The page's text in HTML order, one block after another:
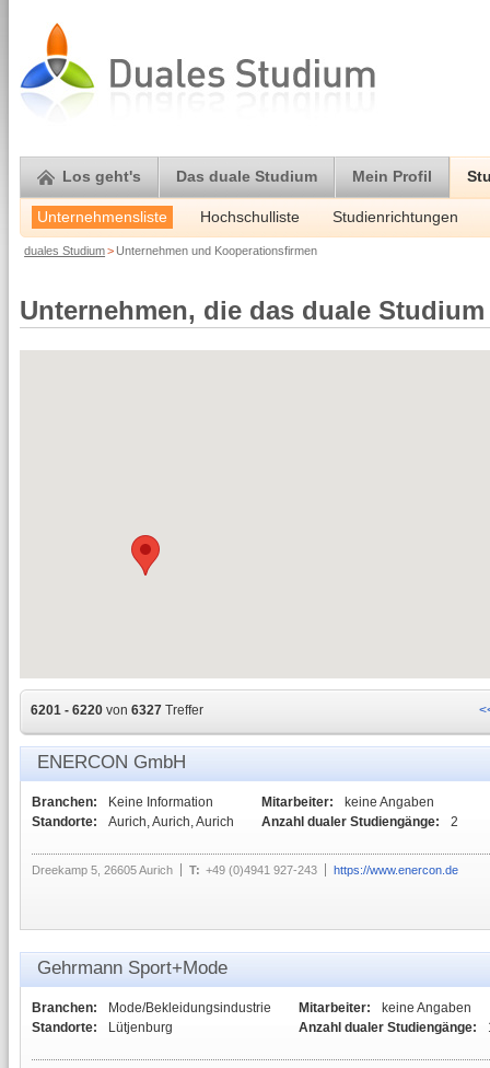
Los geht's Das duale Studium Mein Profil
Unternehmensliste Hochschulliste Studienrichtungen
duales Studium> Unternehmen und Kooperationsfirmen
Unternehmen, die das duale
6201 - 6220 von 6327 Treffer
ENERCON GmbH
Branchen:
Keine Information
Standorte:
Aurich, Aurich, Aurich
Mitarbeiter:
keine Angaben
Anzahl dualer Studiengänge:
2
Dreekamp 5, 26605 Aurich T: +49 (0)4941 927-243 https://www.enercon.de
Gehrmann Sport+Mode
Branchen:
Mode/Bekleidungsindustrie
Standorte:
Lütjenburg
Mitarbeiter:
keine Angaben
Anzahl dualer Studiengänge: